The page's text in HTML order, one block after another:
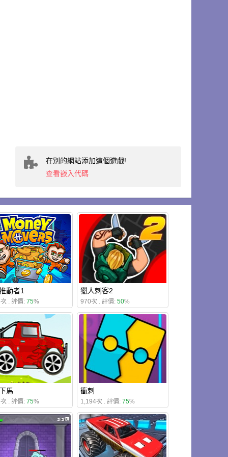
在別的網站添加這個遊戲!
查看嵌入代碼
動者1
. 評價: 75%
獵人刺客2
970次 . 評價: 50%
馬
. 評價: 75%
衝刺
1,194次 . 評價: 75%